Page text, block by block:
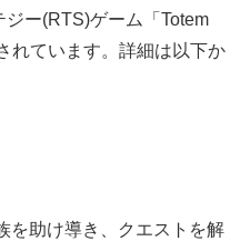
ー(RTS)ゲーム「Totem
れています。詳細は以下か
を助け導き、クエストを解